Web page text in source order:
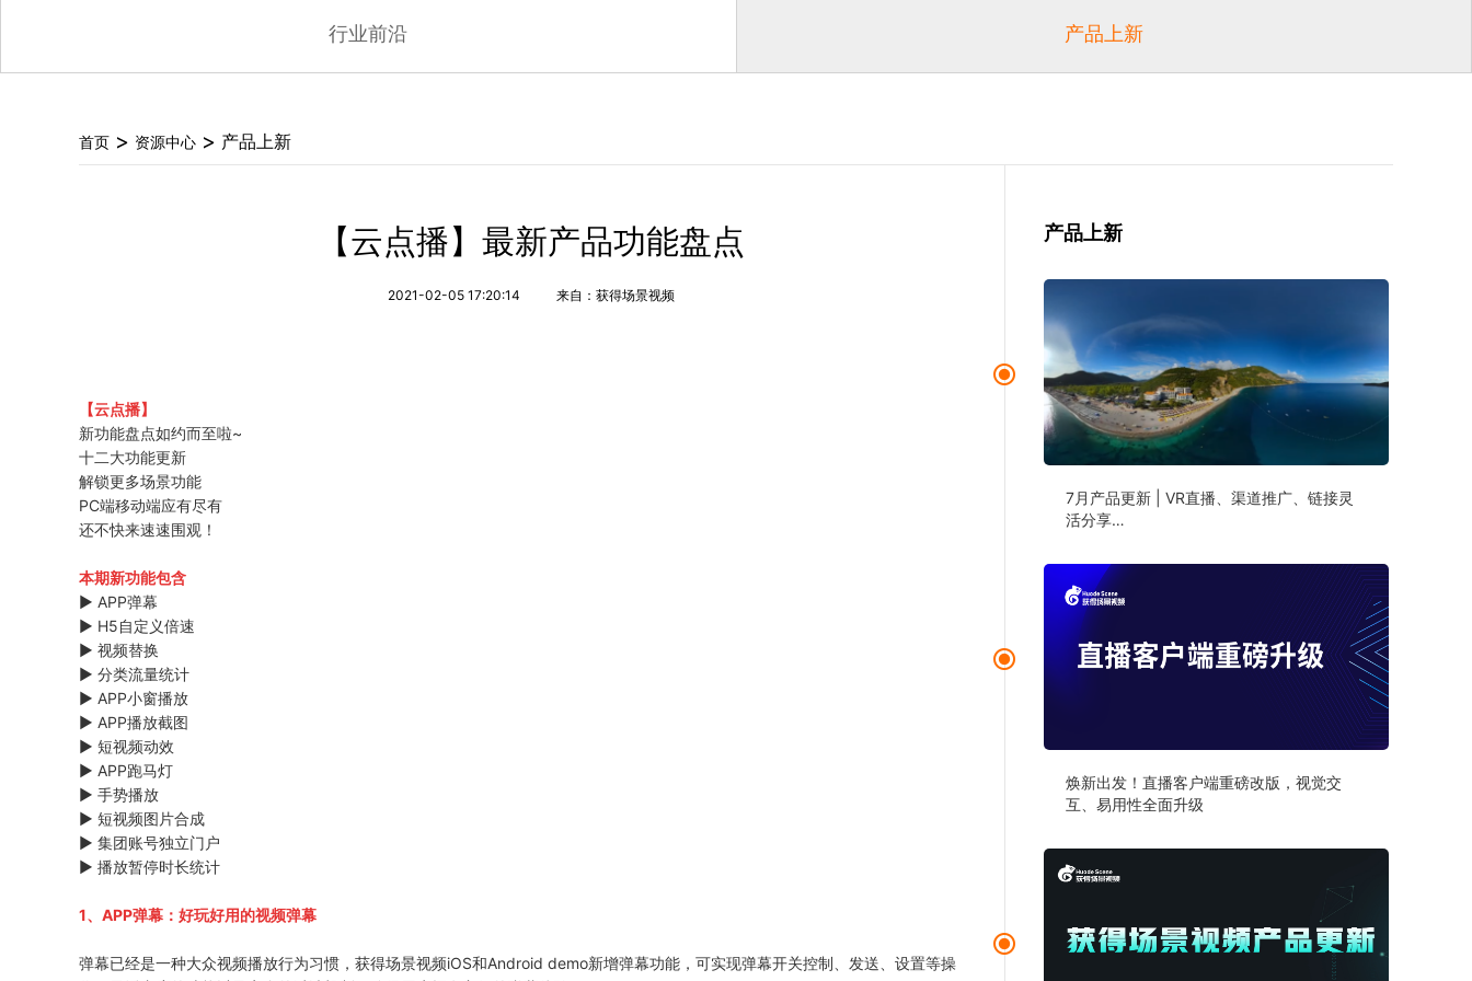
行业前沿 产品上新
首页 > 资源中心 > 产品上新
【云点播】最新产品功能盘点
2021-02-05 17:20:14 来自：获得场景视频
【云点播】
新功能盘点如约而至啦~
十二大功能更新
解锁更多场景功能
PC端移动端应有尽有
还不快来速速围观！
本期新功能包含
▶ APP弹幕
▶ H5自定义倍速
▶ 视频替换
▶ 分类流量统计
▶ APP小窗播放
▶ APP播放截图
▶ 短视频动效
▶ APP跑马灯
▶ 手势播放
▶ 短视频图片合成
▶ 集团账号独立门户
▶ 播放暂停时长统计
1、APP弹幕： 好玩好用的视频弹幕
弹幕已经是一种大众视频播放行为习惯，获得场景视频iOS和Android demo新增弹幕功能，可实现弹幕开关控制、发送、设置等操
产品上新
7月产品更新 | VR直播、渠道推广、链接灵
活分享…
焕新出发！直播客户端重磅改版，视觉交
互、易用性全面升级